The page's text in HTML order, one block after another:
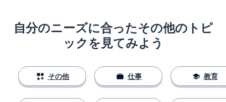
自分のニーズに合ったその他のトピ
ックを見てみよう
その他 仕事 教育